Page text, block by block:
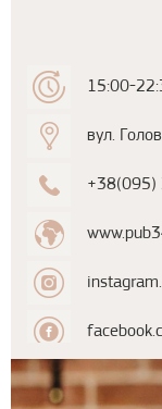
15:00-
вул.
+38(095)